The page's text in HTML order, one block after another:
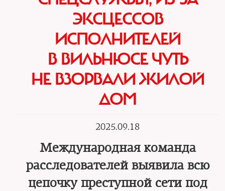
ЭКСЦЕССОВ
ИСПОЛНИТЕЛЕЙ
В ВИЛЬНЮСЕ ЧУТЬ
НЕ ВЗОРВАЛИ ЖИЛОЙ
ДОМ
2025.09.18
Международная команда
расследователей выявила всю
цепочку преступной сети под